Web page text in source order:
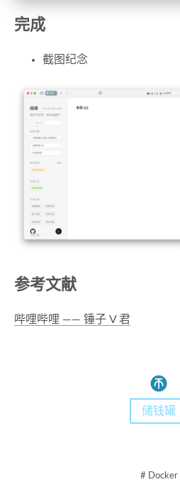
完成
截图纪念
参考文献
哔哩哔哩 —— 锤子 V 君
储钱罐
# Docker